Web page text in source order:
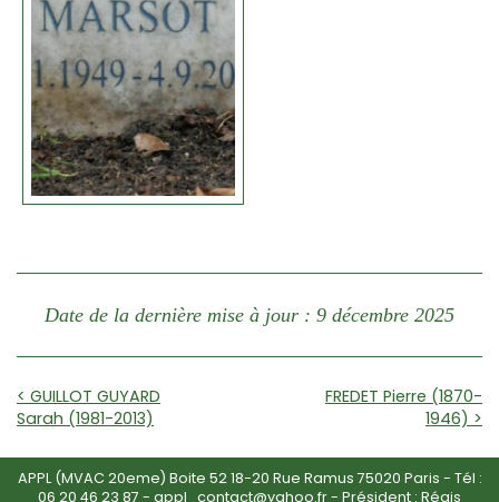
Date de la dernière mise à jour : 9 décembre 2025
< GUILLOT GUYARD
Sarah (1981-2013)
FREDET Pierre (1870-
1946) >
APPL (MVAC 20eme) Boite 52 18-20 Rue Ramus 75020 Paris - Tél :
06 20 46 23 87 - appl_contact@yahoo.fr- Président : Régis